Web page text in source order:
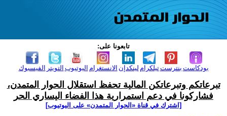
تابعونا على:
الفيسبوك التويتر اليوتيوب الانستغرام لينكدإن تيلكرامبنترست بودكاست
تبرعاتكم وتبرعاتكن المالية تحفظ استقلال الحوار المتمدن،
فشاركونا في دعم استمرارية هذا الفضاء اليساري الحر
[اشترك في قناة ‫«الحوار المتمدن» على اليوتيوب]